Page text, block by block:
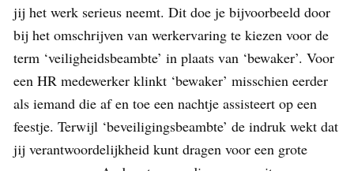
jij het werk serieus neemt. Dit doe je bijvoorbeeld door
bij het omschrijven van werkervaring te kiezen voor de
term ‘veiligheidsbeambte’ in plaats van ‘bewaker’. Voor
een HR medewerker klinkt ‘bewaker’ misschien eerder
als iemand die af en toe een nachtje assisteert op een
feestje. Terwijl ‘beveiligingsbeambte’ de indruk wekt dat
jij verantwoordelijkheid kunt dragen voor een grote